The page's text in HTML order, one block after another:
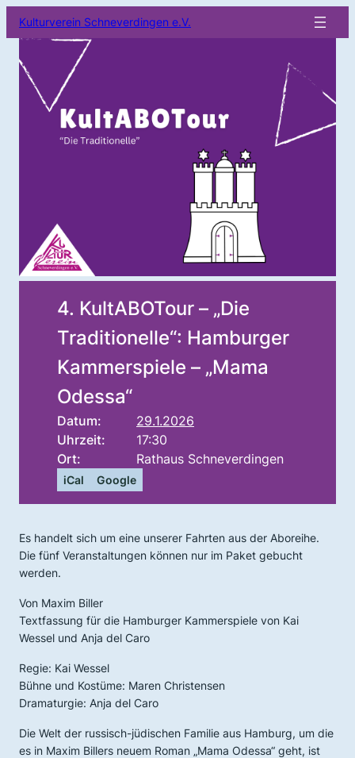
Kulturverein Schneverdingen e.V.
4. KultABOTour – „Die
Traditionelle“: Hamburger
Kammerspiele – „Mama
Odessa“
Datum:
29.1.2026
Uhrzeit:
17:30
Ort:
Rathaus Schneverdingen
iCal Google
Es handelt sich um eine unserer Fahrten aus der Aboreihe.
Die fünf Veranstaltungen können nur im Paket gebucht
werden.
Von Maxim Biller
Textfassung für die Hamburger Kammerspiele von Kai
Wessel und Anja del Caro
Regie: Kai Wessel
Bühne und Kostüme: Maren Christensen
Dramaturgie: Anja del Caro
Die Welt der russisch-jüdischen Familie aus Hamburg, um die
es in Maxim Billers neuem Roman „Mama Odessa“ geht, ist